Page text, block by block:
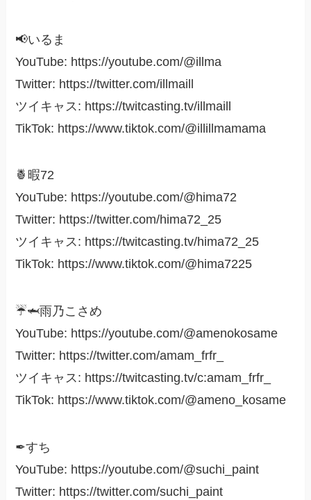
📢いるま
YouTube: https://youtube.com/@illma
Twitter: https://twitter.com/illmaill
ツイキャス: https://twitcasting.tv/illmaill
TikTok: https://www.tiktok.com/@illillmamama
🍍暇72
YouTube: https://youtube.com/@hima72
Twitter: https://twitter.com/hima72_25
ツイキャス: https://twitcasting.tv/hima72_25
TikTok: https://www.tiktok.com/@hima7225
☔🦈雨乃こさめ
YouTube: https://youtube.com/@amenokosame
Twitter: https://twitter.com/amam_frfr_
ツイキャス: https://twitcasting.tv/c:amam_frfr_
TikTok: https://www.tiktok.com/@ameno_kosame
✒すち
YouTube: https://youtube.com/@suchi_paint
Twitter: https://twitter.com/suchi_paint